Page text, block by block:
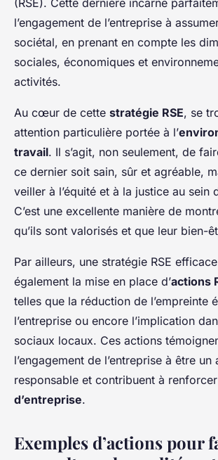
(RSE). Cette dernière incarne
l’engagement de l’entreprise à
sociétal, en prenant en compte les
sociales, économiques et
activités.
Au cœur de cette stratégie RSE, se
attention particulière portée à l’
travail. Il s’agit, non seulement, de
ce dernier soit sain, sûr et agréable,
veiller à l’équité et à la justice au sein
C’est une excellente manière de
qu’ils sont valorisés et que leur bien-
Par ailleurs, une stratégie RSE
également la mise en place d’actions
telles que la réduction de l’empreinte
l’entreprise ou encore l’implication
sociaux locaux. Ces actions
l’engagement de l’entreprise à être un
responsable et contribuent à
d’entreprise.
Exemples d’actions pour